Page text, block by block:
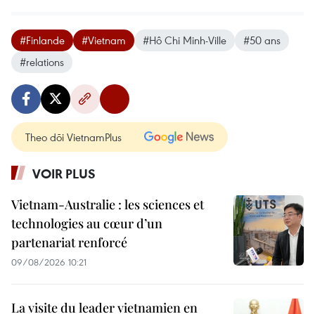
#Finlande #Vietnam #Hô Chi Minh-Ville
#50 ans
#relations
Theo dõi VietnamPlus
VOIR PLUS
Vietnam-Australie : les sciences et
technologies au cœur d’un
partenariat renforcé
09/08/2026 10:21
La visite du leader vietnamien en